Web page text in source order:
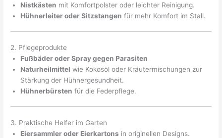
Nistkästen mit Komfortpolster oder leichter Reinigung.
Hühnerleiter oder Sitzstangen für mehr Komfort im Stall.
2. Pflegeprodukte
Fußbäder oder Spray gegen Parasiten
Naturheilmittel wie Kokosöl oder Kräutermischungen zur
Stärkung der Hühnergesundheit.
Hühnerbürsten für die Federpflege.
3. Praktische Helfer im Garten
Eiersammler oder Eierkartons in originellen Designs.